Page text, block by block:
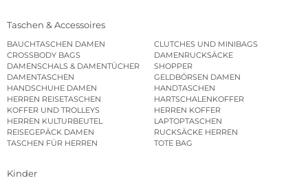
Taschen & Accessoires
BAUCHTASCHEN DAMEN
CLUTCHES UND MINIBAGS
CROSSBODY BAGS
DAMENRUCKSÄCKE
DAMENSCHALS & DAMENTÜCHER
SHOPPER
DAMENTASCHEN
GELDBÖRSEN DAMEN
HANDSCHUHE DAMEN
HANDTASCHEN
HERREN REISETASCHEN
HARTSCHALENKOFFER
KOFFER UND TROLLEYS
HERREN KOFFER
HERREN KULTURBEUTEL
LAPTOPTASCHEN
REISEGEPÄCK DAMEN
RUCKSÄCKE HERREN
TASCHEN FÜR HERREN
TOTE BAG
Kinder